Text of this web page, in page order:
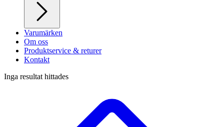
Varumärken
Om oss
Produktservice & returer
Kontakt
Inga resultat hittades